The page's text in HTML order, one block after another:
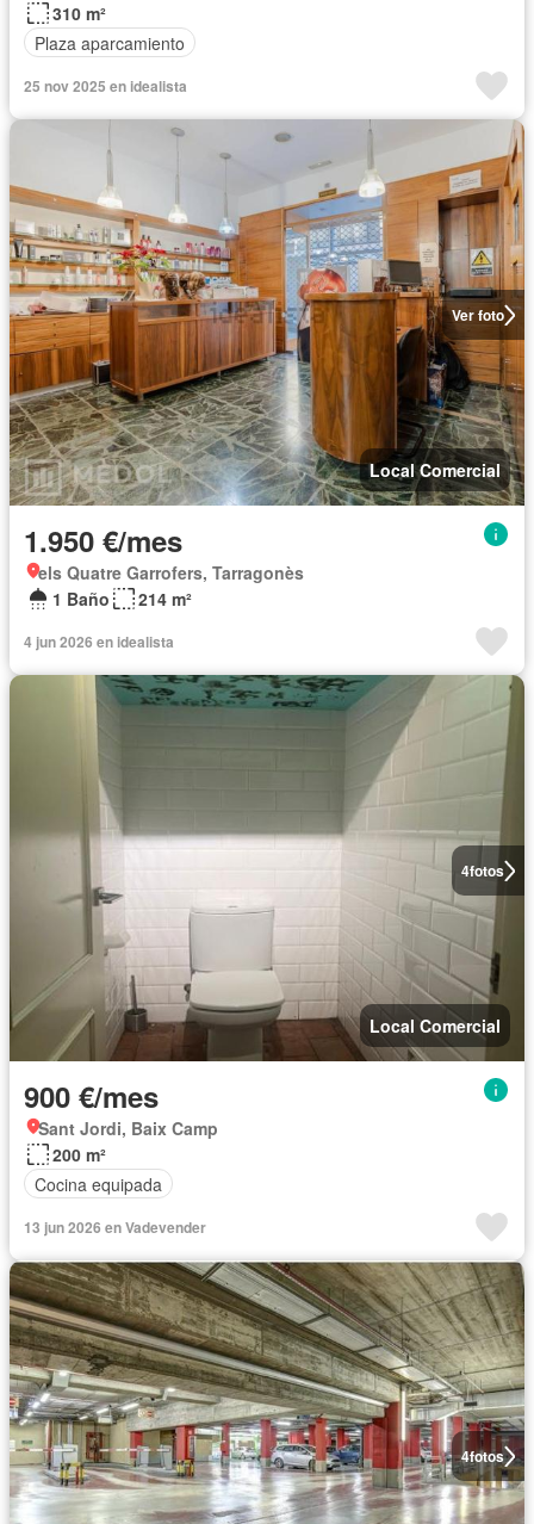
310 m²
Plaza aparcamiento
25 nov 2025 en idealista
Ver foto
Local Comercial
1.950 €/mes
els Quatre Garrofers, Tarragonès
1 Baño
214 m²
4 jun 2026 en idealista
4fotos
Local Comercial
900 €/mes
Sant Jordi, Baix Camp
200 m²
Cocina equipada
13 jun 2026 en Vadevender
4fotos